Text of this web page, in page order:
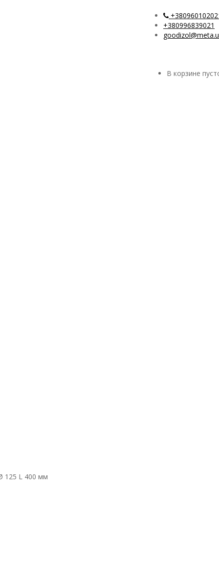
+380996839021
В корзине
125 L 400 мм